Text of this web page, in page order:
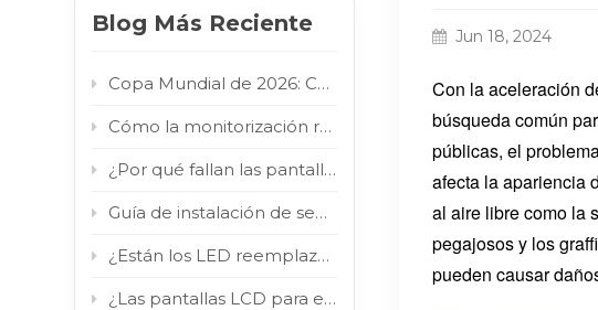
Jun 18, 2024
Con la aceleración
búsqueda común
públicas, el
afecta la apariencia
al aire libre como la
pegajosos y los
pueden causar
Blog Más Reciente
Copa Mundial de 2026: Cómo las pantallas digitales LED/LCD para exteriores convierten el flujo de aficionados en valor publicitario para las marcas.
Cómo la monitorización remota inteligente reduce los costes de mantenimiento de la señalización digital exterior
¿Por qué fallan las pantallas táctiles para exteriores y cómo solucionarlo?
Guía de instalación de señalización digital en aeropuertos: Pantalla LCD tipo tótem para interiores en terminales de alto tráfico.
¿Están los LED reemplazando a los LCD? Por qué los COB y los MIP están impulsando el cambio en el mercado.
¿Las pantallas LCD para exteriores realmente resisten la luz solar directa? Prueba de infrarrojos de 800 W/m² comprobada.